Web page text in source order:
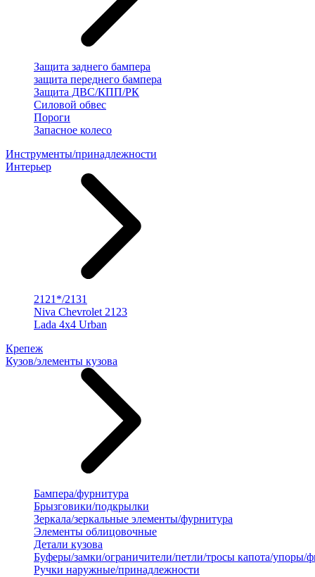
Защита заднего бампера
защита переднего бампера
Защита ДВС/КПП/РК
Силовой обвес
Пороги
Запасное колесо
Инструменты/принадлежности
Интерьер
2121*/2131
Niva Chevrolet 2123
Lada 4x4 Urban
Крепеж
Кузов/элементы кузова
Бампера/фурнитура
Брызговики/подкрылки
Зеркала/зеркальные элементы/фурнитура
Элементы облицовочные
Детали кузова
Буферы/замки/ограничители/петли/тросы капота/упоры/
Ручки наружные/принадлежности